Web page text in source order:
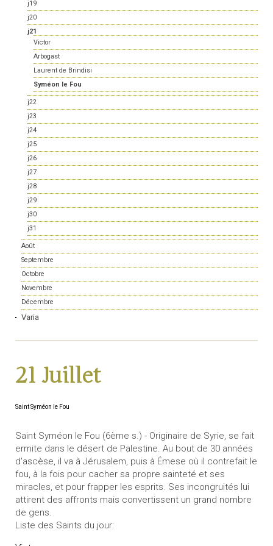
j19
j20
j21
Victor
Arbogast
Laurent de Brindisi
Syméon le Fou
j22
j23
j24
j25
j26
j27
j28
j29
j30
j31
Août
Septembre
Octobre
Novembre
Décembre
Varia
21 Juillet
Saint Syméon le Fou
Saint Syméon le Fou (6ème s.) - Originaire de Syrie, se fait
ermite dans le désert de Palestine. Au bout de 30 années
d'ascèse, il va à Jérusalem, puis à Émese où il contrefait le
fou, à la fois pour cacher sa propre sainteté et ses
miracles, et pour frapper les esprits. Ses incongruités lui
attirent des affronts mais convertissent un grand nombre
de gens.
Liste des Saints du jour: